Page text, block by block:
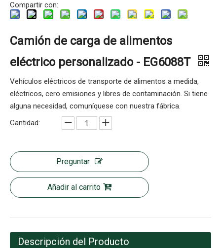
Compartir con:
Camión de carga de alimentos
eléctrico personalizado - EG6088T
Vehículos eléctricos de transporte de alimentos a medida,
eléctricos, cero emisiones y libres de contaminación. Si tiene
alguna necesidad, comuníquese con nuestra fábrica.
Cantidad:
Preguntar
Añadir al carrito
Descripción del Producto